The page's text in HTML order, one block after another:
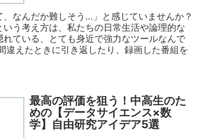
、なんだか難しそう…」と感じていませんか？
う考え方は、私たちの日常生活や論理的な
れている、とても身近で強力なツールなんで
違えたときに引き返したり、録画した番組を
最高の評価を狙う！中高生のた
めの【データサイエンス×数
学】自由研究アイデア5選